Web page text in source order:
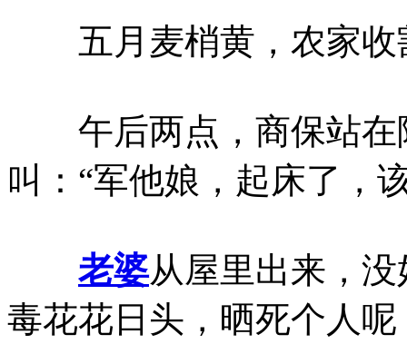
五月麦梢黄，农家收
午后两点，商保站在
叫：“军他娘，起床了，
老婆从屋里出来，
毒花花日头，晒死个人呢